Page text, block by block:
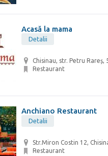
Acasă la mama
Detalii
Chisinau, str. Petru Rareș,
Restaurant
Anchiano Restaurant
Detalii
Str.Miron Costin 12,
Restaurant